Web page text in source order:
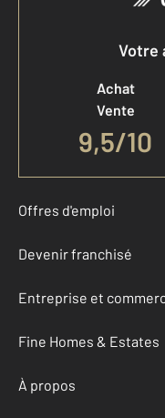
Votre
Achat
Vente
9,5/10
Offres d'emploi
Devenir franchisé
Entreprise et
Fine Homes & Estates
À propos